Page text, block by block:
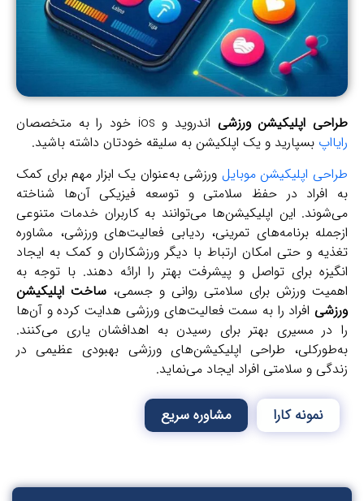
اپلیکیشن‌ ورزشی اندروید و ios خود را به متخصصان
بسپارید و یک اپلکیشن به سلیقه خودتان داشته باشید.
اپلیکیشن موبایل ورزشی به‌عنوان یک ابزار مهم برای کمک
در حفظ سلامتی و توسعه فیزیکی آن‌ها شناخته
این اپلیکیشن‌ها می‌توانند به کاربران خدمات متنوعی
برنامه‌های تمرینی، ردیابی فعالیت‌های ورزشی، مشاوره
و حتی امکان ارتباط با دیگر ورزشکاران و کمک به ایجاد
برای تواصل و پیشرفت بهتر را ارائه دهند. با توجه به
ورزش برای سلامتی روانی و جسمی،ساخت اپلیکیشن‌
افراد را به سمت فعالیت‌های ورزشی هدایت کرده و آن‌ها
مسیری بهتر برای رسیدن به اهدافشان یاری می‌کنند.
طراحی اپلیکیشن‌های ورزشی بهبودی عظیمی در
و سلامتی افراد ایجاد می‌نماید.
نمونه کارا مشاوره سریع